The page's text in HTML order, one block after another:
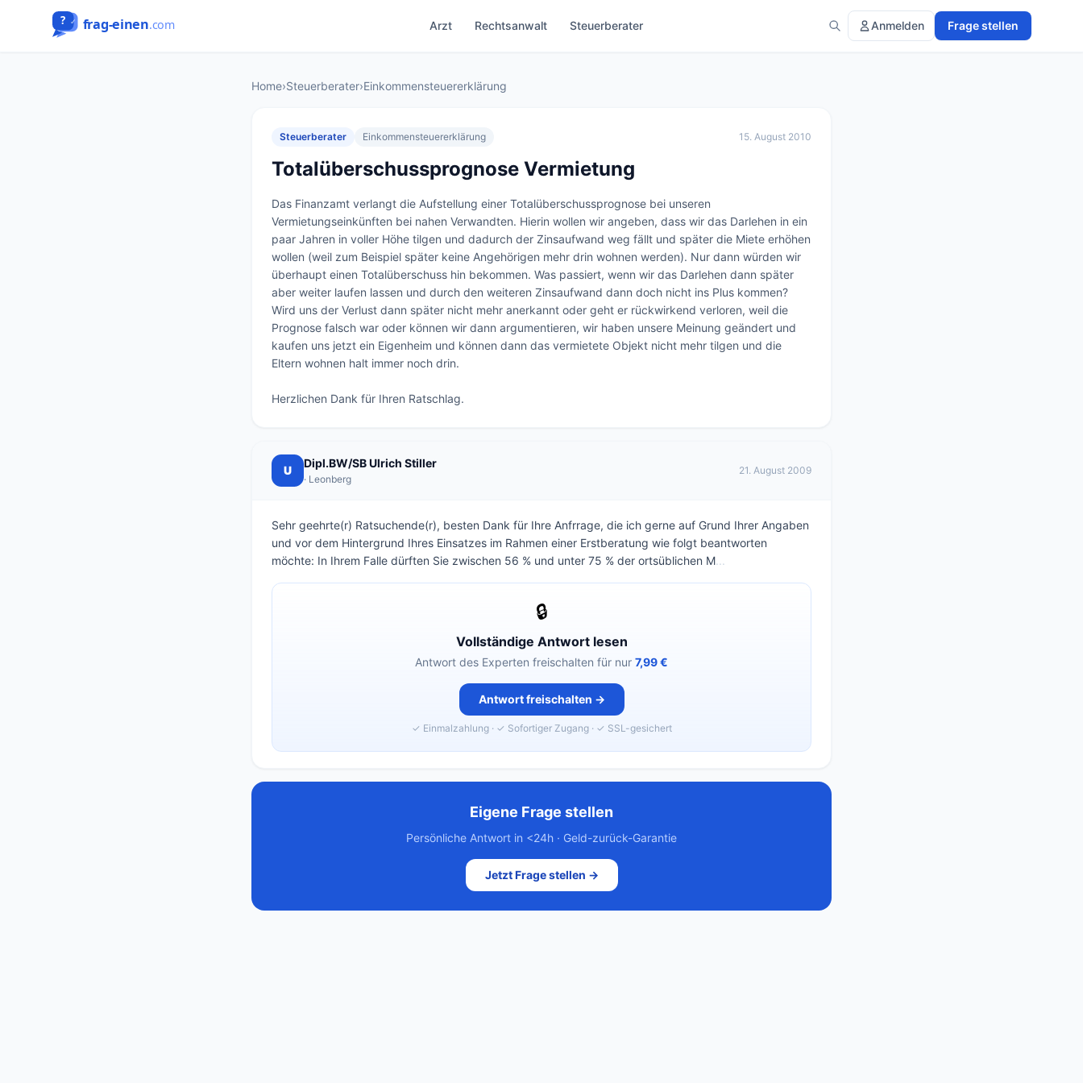
Arzt Rechtsanwalt Steuerberater Anmelden Frage stellen
Home›Steuerberater›Einkommensteuererklärung
Steuerberater Einkommensteuererklärung 15. August 2010
Totalüberschussprognose Vermietung
Das Finanzamt verlangt die Aufstellung einer Totalüberschussprognose bei unseren
Vermietungseinkünften bei nahen Verwandten. Hierin wollen wir angeben, dass wir das Darlehen in ein
paar Jahren in voller Höhe tilgen und dadurch der Zinsaufwand weg fällt und später die Miete erhöhen
wollen (weil zum Beispiel später keine Angehörigen mehr drin wohnen werden). Nur dann würden wir
überhaupt einen Totalüberschuss hin bekommen. Was passiert, wenn wir das Darlehen dann später
aber weiter laufen lassen und durch den weiteren Zinsaufwand dann doch nicht ins Plus kommen?
Wird uns der Verlust dann später nicht mehr anerkannt oder geht er rückwirkend verloren, weil die
Prognose falsch war oder können wir dann argumentieren, wir haben unsere Meinung geändert und
kaufen uns jetzt ein Eigenheim und können dann das vermietete Objekt nicht mehr tilgen und die
Eltern wohnen halt immer noch drin.
Herzlichen Dank für Ihren Ratschlag.
U
Dipl.BW/SB Ulrich Stiller
· Leonberg
21. August 2009
Sehr geehrte(r) Ratsuchende(r), besten Dank für Ihre Anfrrage, die ich gerne auf Grund Ihrer Angaben
und vor dem Hintergrund Ihres Einsatzes im Rahmen einer Erstberatung wie folgt beantworten
möchte: In Ihrem Falle dürften Sie zwischen 56 % und unter 75 % der ortsüblichen M...
🔒
Vollständige Antwort lesen
Antwort des Experten freischalten für nur 7,99 €
Antwort freischalten →
✓ Einmalzahlung · ✓ Sofortiger Zugang · ✓ SSL-gesichert
Eigene Frage stellen
Persönliche Antwort in <24h · Geld-zurück-Garantie
Jetzt Frage stellen →